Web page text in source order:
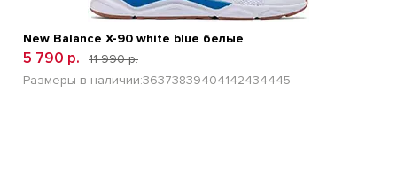
New Balance Х-90 white blue белые
5 790 р.
11 990 р.
Размеры в наличии:36373839404142434445